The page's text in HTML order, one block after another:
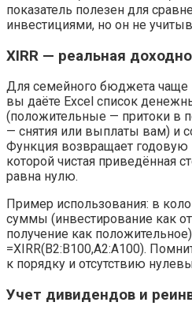
показатель полезен для
инвестициями, но он не
XIRR — реальная
Для семейного бюджета чаще
вы даёте Excel список
(положительные — притоки в
— снятия или выплаты вам) и
Функция возвращает годовую
которой чистая приведённая
равна нулю.
Пример использования: в
суммы (инвестирование как
получение как
=XIRR(B2:B100,A2:A100).
к порядку и отсутствию
Учет дивидендов и